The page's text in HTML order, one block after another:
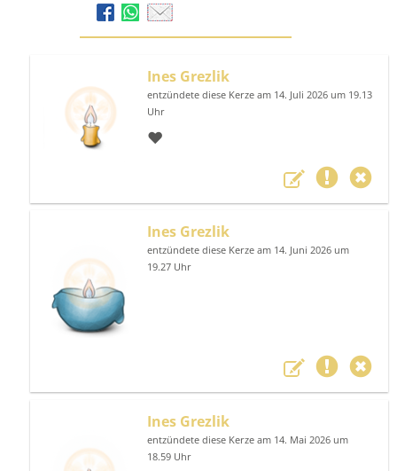
Ines Grezlik
entzündete diese Kerze am 14. Juli 2026 um 19.13
Uhr
❤️
Ines Grezlik
entzündete diese Kerze am 14. Juni 2026 um
19.27 Uhr
Ines Grezlik
entzündete diese Kerze am 14. Mai 2026 um
18.59 Uhr